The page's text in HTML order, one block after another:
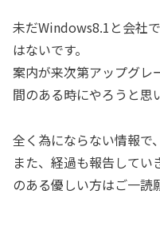
未だWindows8.1と会社
はないです。
案内が来次第アップグレ
間のある時にやろうと思
全く為にならない情報
また、経過も報告して
のある優しい方はご一読